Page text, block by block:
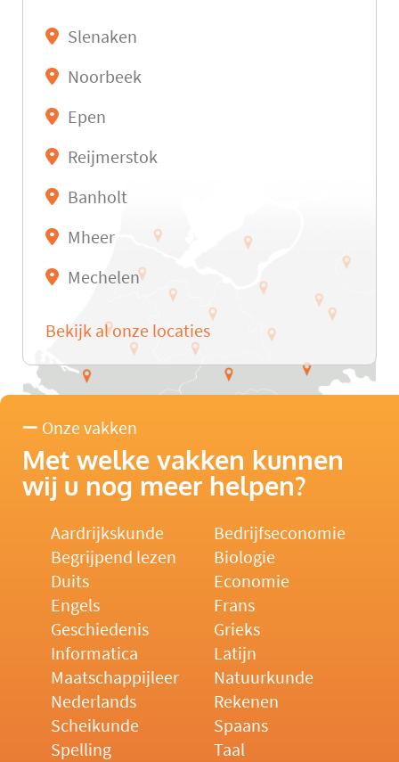
Slenaken
Noorbeek
Epen
Reijmerstok
Banholt
Mheer
Mechelen
Bekijk al onze locaties
Onze vakken
Met welke vakken kunnen
wij u nog meer helpen?
Aardrijkskunde
Bedrijfseconomie
Begrijpend lezen
Biologie
Duits
Economie
Engels
Frans
Geschiedenis
Grieks
Informatica
Latijn
Maatschappijleer
Natuurkunde
Nederlands
Rekenen
Scheikunde
Spaans
Spelling
Taal